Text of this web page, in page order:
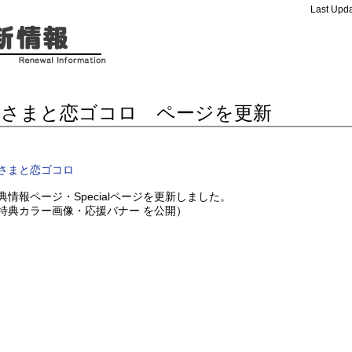
Last
まと恋ゴコロ ページを更新
まと恋ゴコロ
情報ページ・Specialページを更新しました。
特典カラー画像・応援バナー を公開）